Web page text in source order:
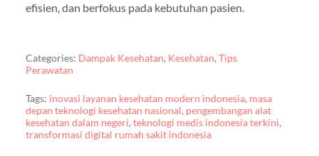
efisien, dan berfokus pada kebutuhan pasien.
Categories: Dampak Kesehatan, Kesehatan, Tips
Perawatan
Tags: inovasi layanan kesehatan modern indonesia, masa
depan teknologi kesehatan nasional, pengembangan alat
kesehatan dalam negeri,teknologi medis indonesia terkini,
transformasi digital rumah sakit indonesia